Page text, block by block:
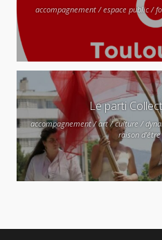
accompagnement / espace public /
Le parti
accompagnement / art / culture /
raison